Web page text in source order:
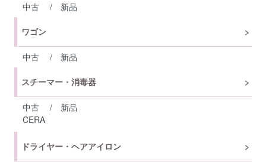
中古 / 新品
ワゴン
中古 / 新品
スチーマー・消毒器
中古 /
新品
CERA
ドライヤー・ヘアアイロン